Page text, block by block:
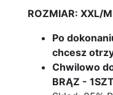
ROZMIAR: XXL/M
Po
chcesz
Chwilowo
BRĄZ -